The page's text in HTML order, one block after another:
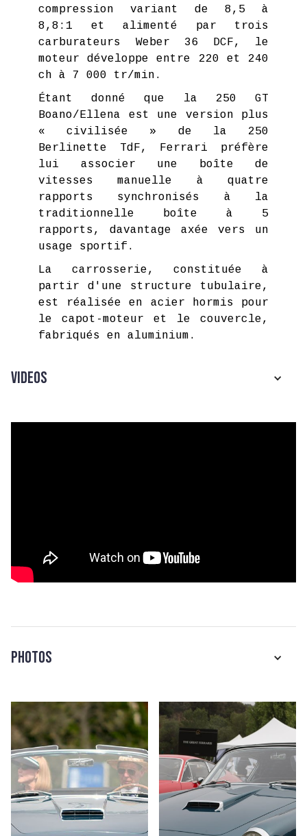
compression variant de 8,5 à
8,8:1 et alimenté par trois
carburateurs Weber 36 DCF, le
moteur développe entre 220 et 240
ch à 7 000 tr/min.
Étant donné que la 250 GT
Boano/Ellena est une version plus
« civilisée » de la 250
Berlinette TdF, Ferrari préfère
lui associer une boîte de
vitesses manuelle à quatre
rapports synchronisés à la
traditionnelle boîte à 5
rapports, davantage axée vers un
usage sportif.
La carrosserie, constituée à
partir d'une structure tubulaire,
est réalisée en acier hormis pour
le capot-moteur et le couvercle,
fabriqués en aluminium.
Videos
Photos